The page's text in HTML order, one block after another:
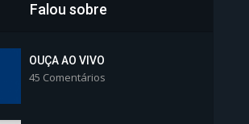
Colégios da Polícia...
Falou sobre
OUÇA AO VIVO
45 Comentários